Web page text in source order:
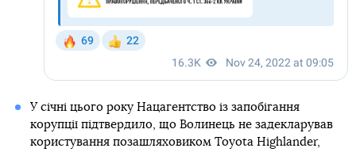
У січні цього року Нацагентство із запобігання
корупції підтвердило, що Волинець не задекларував
користування позашляховиком Toyota Highlander,